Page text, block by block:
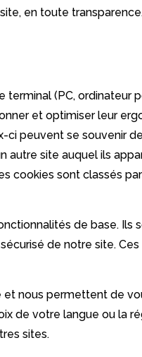
en toute
(PC,
et optimiser leur
ci peuvent se souvenir
autre site auquel ils
cookies sont classés
de base.
de notre site.
nous permettent de
de votre langue ou la
sites.